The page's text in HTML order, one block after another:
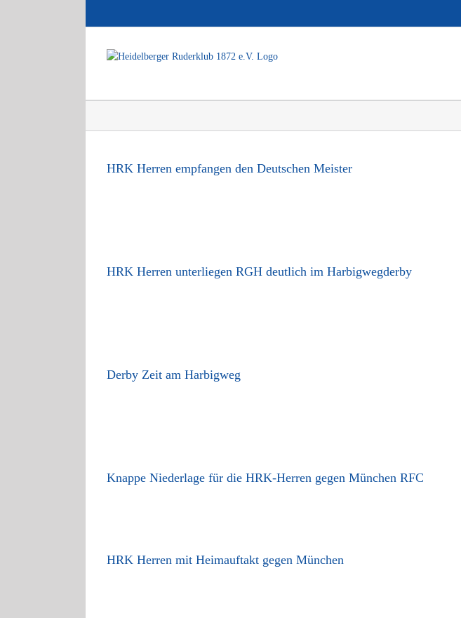
HRK Herren empfangen den Deutschen Meister
HRK Herren unterliegen RGH deutlich im Harbigwegderby
Derby Zeit am Harbigweg
Knappe Niederlage für die HRK-Herren gegen München RFC
HRK Herren mit Heimauftakt gegen München